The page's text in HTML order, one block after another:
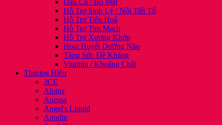
Dầu Cá / Bổ Mắt
Hỗ Trợ Sinh Lý / Nội Tiết Tố
Hỗ Trợ Tiêu Hoá
Hỗ Trợ Tim Mạch
Hỗ Trợ Xương Khớp
Hoạt Huyết Dưỡng Não
Tăng Sức Đề Kháng
Vitamin / Khoáng Chất
Thương Hiệu
3CE
Aloins
Anessa
Angel's Liquid
Anodin